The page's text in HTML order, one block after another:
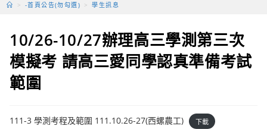
> -首頁公告(勿勾選) > 學生訊息
10/26-10/27辦理高三學測第三次
模擬考 請高三愛同學認真準備考試
範圍
111-3 學測考程及範圍 111.10.26-27(西螺農工) 下載